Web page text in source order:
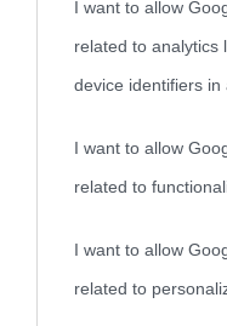
I want to allow
related to analytics
device identifiers in
I want to allow
related to
I want to allow
related to
nell'avversa.» (Aristotele -
Biografie di
Biografie più